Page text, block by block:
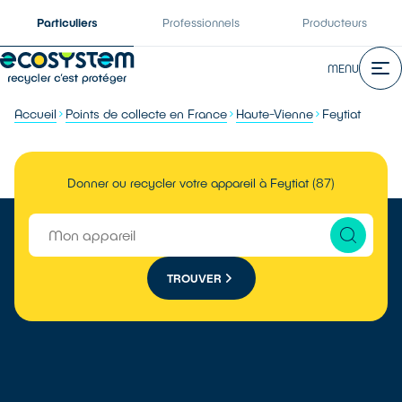
Particuliers Professionnels Producteurs
MENU
Accueil Points de collecte en France Haute-Vienne Feytiat
Donner ou recycler votre appareil à Feytiat (87)
TROUVER